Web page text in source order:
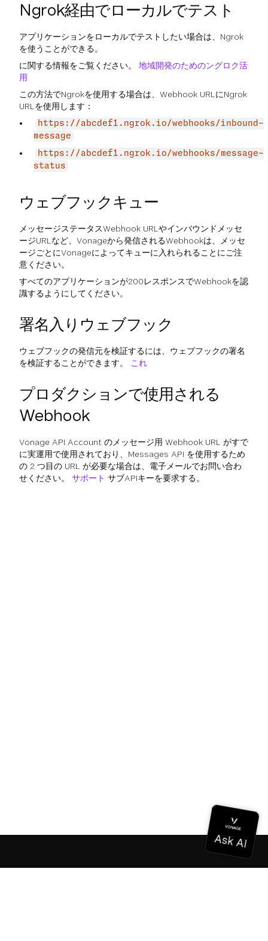
Ngrok経由でローカルでテスト
アプリケーションをローカルでテストしたい場合は、Ngrok
を使うことができる。
に関する情報をご覧ください。 地域開発のためのングロク活
用
この方法でNgrokを使用する場合は、Webhook URLにNgrok
URLを使用します：
https://abcdef1.ngrok.io/webhooks/inbound-
message
https://abcdef1.ngrok.io/webhooks/message-
status
ウェブフックキュー
メッセージステータスWebhook URLやインバウンドメッセ
ージURLなど、Vonageから発信されるWebhookは、メッセ
ージごとにVonageによってキューに入れられることにご注
意ください。
すべてのアプリケーションが200レスポンスでWebhookを認
識するようにしてください。
署名入りウェブフック
ウェブフックの発信元を検証するには、ウェブフックの署名
を検証することができます。
これ
プロダクションで使用される
Webhook
Vonage API Account のメッセージ用 Webhook URL がすで
に実運用で使用されており、Messages API を使用するため
の 2 つ目の URL が必要な場合は、電子メールでお問い合わ
せください。 サポート サブAPIキーを要求する。